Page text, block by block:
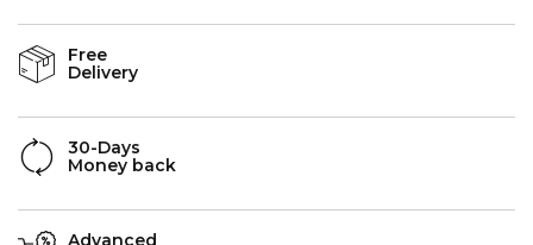
Free
Delivery
30-Days
Money back
Advanced